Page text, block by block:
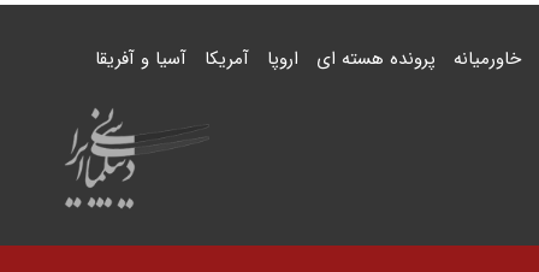
خاورمیانه پرونده هسته ای اروپا آمریکا آسیا و آفریقا